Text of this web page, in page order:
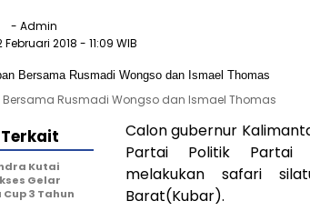
- Admin
Februari 2018 - 11:09 WIB
Bersama Rusmadi Wongso dan Ismael Thomas
Calon gubernur
Partai Politik Partai
melakukan safari
Barat(Kubar).
Kutai
Gelar
3 Tahun